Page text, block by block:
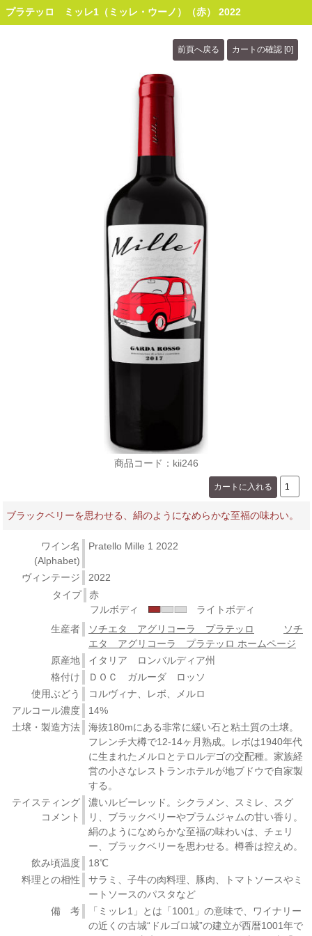
プラテッロ ミッレ1（ミッレ・ウーノ）（赤） 2022
商品コード：kii246
ブラックベリーを思わせる、絹のようになめらかな至福の味わい。
ワイン名
(Alphabet)
Pratello Mille 1 2022
ヴィンテージ
2022
タイプ
赤
フルボディ
ライトボディ
生産者
ソチエタ アグリコーラ プラテッロ
ソチ
エタ アグリコーラ プラテッロ ホームページ
原産地
イタリア ロンバルディア州
格付け
ＤＯＣ ガルーダ ロッソ
使用ぶどう
コルヴィナ、レボ、メルロ
アルコール濃度
14%
土壌・製造方法
海抜180mにある非常に緩い石と粘土質の土壌。
フレンチ大樽で12-14ヶ月熟成。レボは1940年代
に生まれたメルロとテロルデゴの交配種。家族経
営の小さなレストランホテルが地ブドウで自家製
する。
テイスティング
コメント
濃いルビーレッド。シクラメン、スミレ、スグ
リ、ブラックベリーやプラムジャムの甘い香り。
絹のようになめらかな至福の味わいは、チェリ
ー、ブラックベリーを思わせる。樽香は控えめ。
飲み頃温度
18℃
料理との相性
サラミ、子牛の肉料理、豚肉、トマトソースやミ
ートソースのパスタなど
備 考
「ミッレ1」とは「1001」の意味で、ワイナリー
の近くの古城“ドルゴロ城”の建立が西暦1001年で